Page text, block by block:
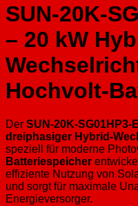
SUN-20K-
– 20 kW
Hochvolt-
Der SUN-20K-SG01HP3-
dreiphasiger Hybrid-
speziell für moderne
Batteriespeicher
effiziente Nutzung von
und sorgt für maximale
Energieversorger.